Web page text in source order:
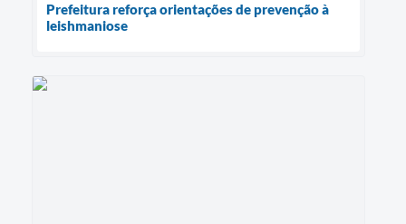
Prefeitura reforça orientações de prevenção à
leishmaniose